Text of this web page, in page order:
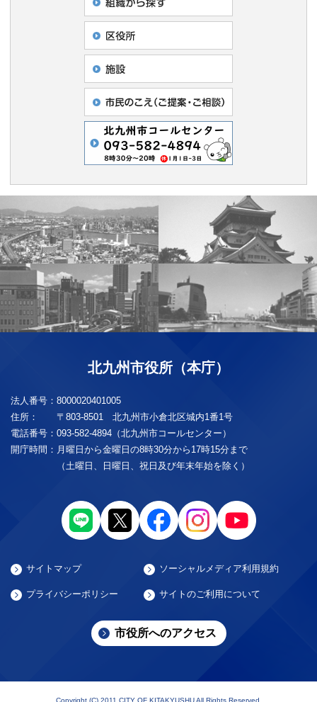
北九州市役所（本庁）
法人番号： 8000020401005
住所：
〒803-8501 北九州市小倉北区城内1番1号
電話番号： 093-582-4894（北九州市コールセンター）
開庁時間： 月曜日から金曜日の8時30分から17時15分まで
（土曜日、日曜日、祝日及び年末年始を除く）
サイトマップ ソーシャルメディア利用規約
プライバシーポリシー サイトのご利用について
市役所へのアクセス